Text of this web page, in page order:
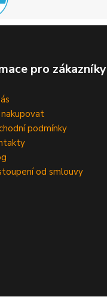
pro zákazníky
nakupovat
podmínky
od smlouvy